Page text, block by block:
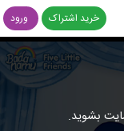
خرید اشتراک ورود
بشوید.